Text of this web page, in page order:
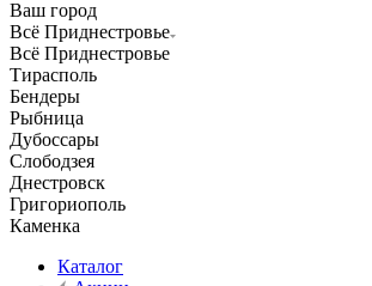
Ваш город
Всё Приднестровье
Всё Приднестровье
Тирасполь
Бендеры
Рыбница
Дубоссары
Слободзея
Днестровск
Григориополь
Каменка
Каталог